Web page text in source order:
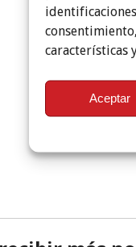
características
Aceptar